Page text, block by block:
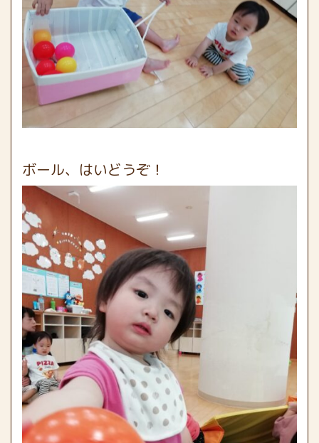
ボール、はいどうぞ！